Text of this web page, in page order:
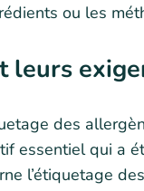
ou les
leurs
des
essentiel qui a
l’étiquetage